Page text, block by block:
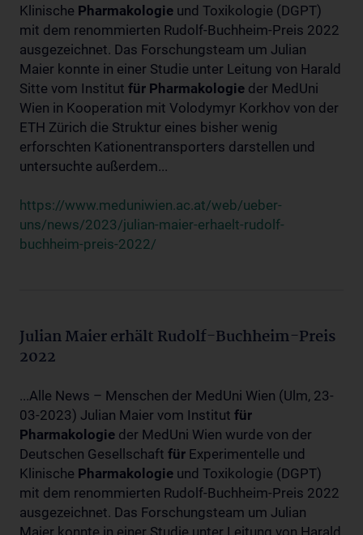
Klinische Pharmakologie und Toxikologie (DGPT)
mit dem renommierten Rudolf-Buchheim-Preis 2022
ausgezeichnet. Das Forschungsteam um Julian
Maier konnte in einer Studie unter Leitung von Harald
Sitte vom Institut für Pharmakologie der MedUni
Wien in Kooperation mit Volodymyr Korkhov von der
ETH Zürich die Struktur eines bisher wenig
erforschten Kationentransporters darstellen und
untersuchte außerdem...
https://www.meduniwien.ac.at/web/ueber-
uns/news/2023/julian-maier-erhaelt-rudolf-
buchheim-preis-2022/
Julian Maier erhält Rudolf-Buchheim-Preis
2022
...Alle News – Menschen der MedUni Wien (Ulm, 23-
03-2023) Julian Maier vom Institut für
Pharmakologie der MedUni Wien wurde von der
Deutschen Gesellschaft für Experimentelle und
Klinische Pharmakologie und Toxikologie (DGPT)
mit dem renommierten Rudolf-Buchheim-Preis 2022
ausgezeichnet. Das Forschungsteam um Julian
Maier konnte in einer Studie unter Leitung von Harald